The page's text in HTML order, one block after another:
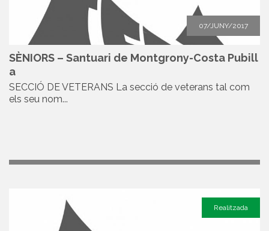
07/JUNY/2017
SÈNIORS – Santuari de Montgrony-Costa Pubill
a
SECCIÓ DE VETERANS La secció de veterans tal com
els seu nom...
Realitzada